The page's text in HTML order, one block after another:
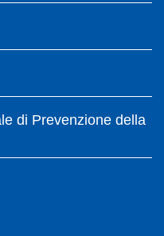
di Prevenzione della